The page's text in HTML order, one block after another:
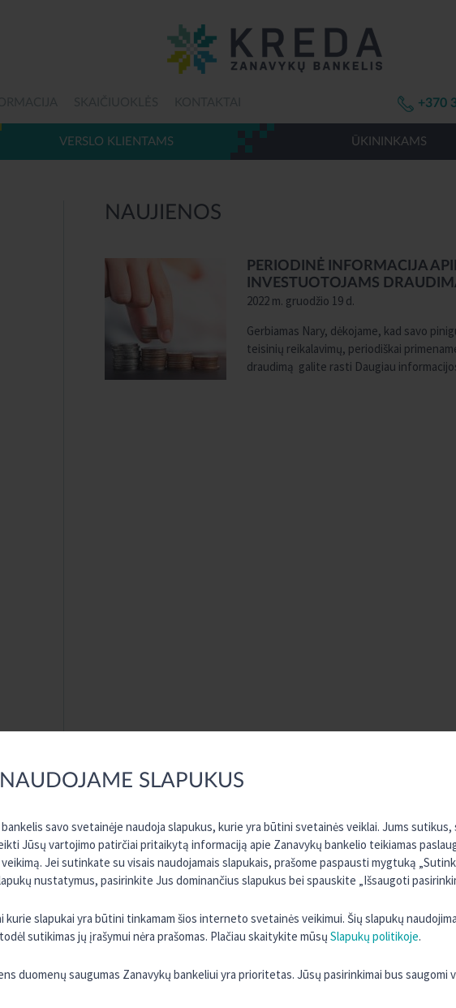
SLAPUKUS
savo svetainėje naudoja slapukus, kurie yra būtini svetainės veiklai. Jums
Jūsų vartojimo patirčiai pritaikytą informaciją apie Zanavykų bankelio teikiamas
Jei sutinkate su visais naudojamais slapukais, prašome paspausti mygtuką
nustatymus, pasirinkite Jus dominančius slapukus bei spauskite „Išsaugoti
kurie slapukai yra būtini tinkamam šios interneto svetainės veikimui. Šių slapukų
sutikimas jų įrašymui nėra prašomas. Plačiau skaitykite mūsų Slapukų politikoje.
duomenų saugumas Zanavykų bankeliui yra prioritetas. Jūsų pasirinkimai bus saugomi
+370
VERSLO KLIENTAMS ŪKININKAMS
NAUJIENOS
PERIODINĖ INFORMACIJA
INVESTUOTOJAMS
2022 m. gruodžio 19 d.
Gerbiamas Nary, dėkojame, kad savo
teisinių reikalavimų, periodiškai
draudimą galite rasti Daugiau